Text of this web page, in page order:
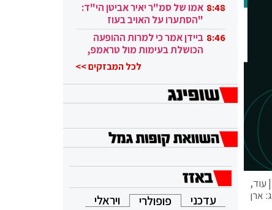
עוד,
ארן
8:48 אמו של סמ"ר יאיר אביטן הי"ד:
"הסתערו על האויב בעוז
ובגבורה" 8:46 ביידן אמר כי למרות ההופעה
הכושלת בעימות מול טראמפ,
לכל המבזקים >>
עדכני פופולרי ויראלי